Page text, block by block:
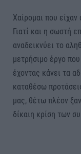
Χαίρομαι που
Γιατί και η σωστή
αναδεικνύει το
μετρήσιμο έργο
έχοντας κάνει τα
καταθέσω
μας, θέτω πλέον
δίκαιη κρίση των